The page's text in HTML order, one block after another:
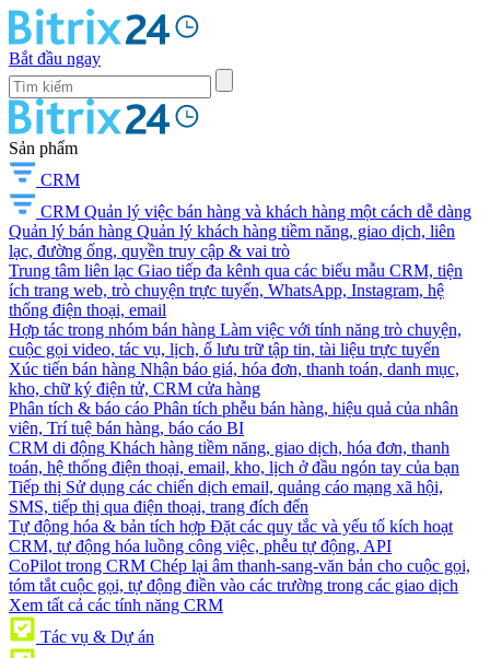
Bắt đầu ngay
Sản phẩm
CRM
CRM Quản lý việc bán hàng và khách hàng một cách dễ dàng
Quản lý bán hàng Quản lý khách hàng tiềm năng, giao dịch, liên
lạc, đường ống, quyền truy cập & vai trò
Trung tâm liên lạc Giao tiếp đa kênh qua các biểu mẫu CRM, tiện
ích trang web, trò chuyện trực tuyến, WhatsApp, Instagram, hệ
thống điện thoại, email
Hợp tác trong nhóm bán hàng Làm việc với tính năng trò chuyện,
cuộc gọi video, tác vụ, lịch, ổ lưu trữ tập tin, tài liệu trực tuyến
Xúc tiến bán hàng Nhận báo giá, hóa đơn, thanh toán, danh mục,
kho, chữ ký điện tử, CRM cửa hàng
Phân tích & báo cáo Phân tích phễu bán hàng, hiệu quả của nhân
viên, Trí tuệ bán hàng, báo cáo BI
CRM di động Khách hàng tiềm năng, giao dịch, hóa đơn, thanh
toán, hệ thống điện thoại, email, kho, lịch ở đầu ngón tay của bạn
Tiếp thị Sử dụng các chiến dịch email, quảng cáo mạng xã hội,
SMS, tiếp thị qua điện thoại, trang đích đến
Tự động hóa & bản tích hợp Đặt các quy tắc và yếu tố kích hoạt
CRM, tự động hóa luồng công việc, phễu tự động, API
CoPilot trong CRM Chép lại âm thanh-sang-văn bản cho cuộc gọi,
tóm tắt cuộc gọi, tự động điền vào các trường trong các giao dịch
Xem tất cả các tính năng CRM
Tác vụ & Dự án